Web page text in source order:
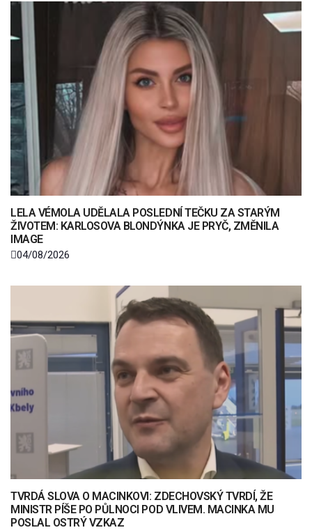
LELA VÉMOLA UDĚLALA POSLEDNÍ TEČKU ZA STARÝM
ŽIVOTEM: KARLOSOVA BLONDÝNKA JE PRYČ, ZMĚNILA
IMAGE
04/08/2026
TVRDÁ SLOVA O MACINKOVI: ZDECHOVSKÝ TVRDÍ, ŽE
MINISTR PÍŠE PO PŮLNOCI POD VLIVEM. MACINKA MU
POSLAL OSTRÝ VZKAZ